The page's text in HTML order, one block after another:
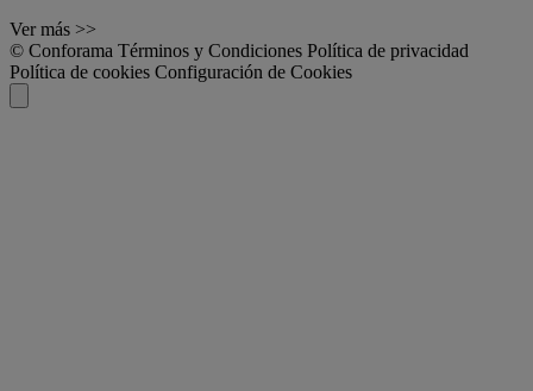
Ver más >>
© Conforama Términos y Condiciones Política de privacidad
Política de cookies Configuración de Cookies